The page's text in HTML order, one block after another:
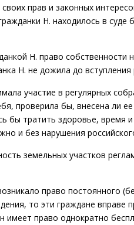
прав и законных
Н. находилось в суде
Н. право
Н. не дожила до вступления
участие в регулярных
проверила бы, внесена ли
бы тратить здоровье, время
и без нарушения
земельных участков
право постоянного
то эти граждане вправе
имеет право однократно